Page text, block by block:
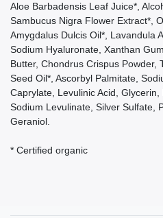
Aloe Barbadensis Leaf Juice*,
Sambucus Nigra Flower Extract*,
Amygdalus Dulcis Oil*, Lavandula
Sodium Hyaluronate, Xanthan
Butter, Chondrus Crispus Powder,
Seed Oil*, Ascorbyl Palmitate,
Caprylate, Levulinic Acid,
Sodium Levulinate, Silver Sulfate,
Geraniol.
* Certified organic